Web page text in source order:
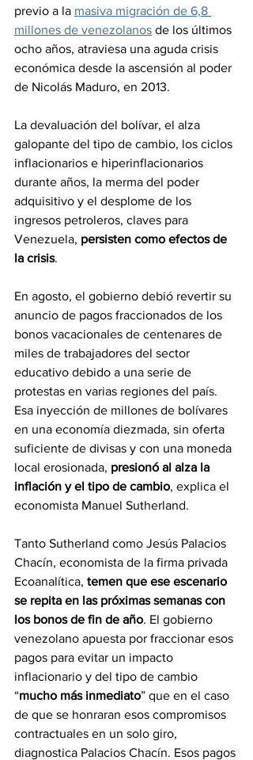
previo a la masiva migración de 6,8
millones de venezolanos de los últimos
ocho años, atraviesa una aguda crisis
económica desde la ascensión al poder
de Nicolás Maduro, en 2013.
La devaluación del bolívar, el alza
galopante del tipo de cambio, los ciclos
inflacionarios e hiperinflacionarios
durante años, la merma del poder
adquisitivo y el desplome de los
ingresos petroleros, claves para
Venezuela, persisten como efectos de
la crisis.
En agosto, el gobierno debió revertir su
anuncio de pagos fraccionados de los
bonos vacacionales de centenares de
miles de trabajadores del sector
educativo debido a una serie de
protestas en varias regiones del país.
Esa inyección de millones de bolívares
en una economía diezmada, sin oferta
suficiente de divisas y con una moneda
local erosionada, presionó al alza la
inflación y el tipo de cambio, explica el
economista Manuel Sutherland.
Tanto Sutherland como Jesús Palacios
Chacín, economista de la firma privada
Ecoanalítica, temen que ese escenario
se repita en las próximas semanas con
los bonos de fin de año. El gobierno
venezolano apuesta por fraccionar esos
pagos para evitar un impacto
inflacionario y del tipo de cambio
“mucho más inmediato” que en el caso
de que se honraran esos compromisos
contractuales en un solo giro,
diagnostica Palacios Chacín. Esos pagos